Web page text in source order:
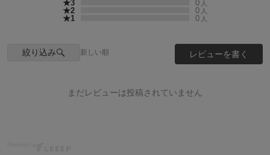
★3 0 人
★2 0 人
★1 0 人
絞り込み 新しい順 レビューを書く
まだレビューは投稿されていません